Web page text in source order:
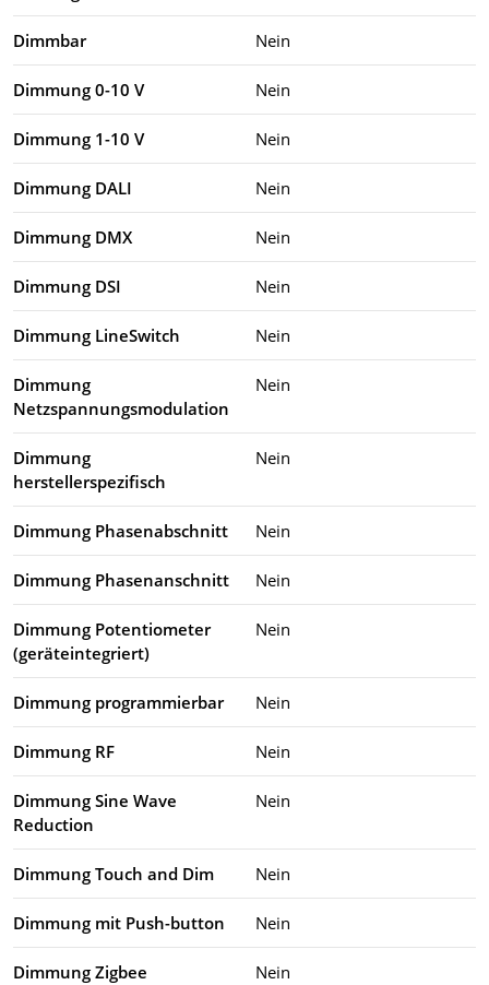
Dimmbar Nein
Dimmung 0-10 V Nein
Dimmung 1-10 V Nein
Dimmung DALI Nein
Dimmung DMX Nein
Dimmung DSI Nein
Dimmung LineSwitch Nein
Dimmung
Netzspannungsmodulation
Nein
Dimmung
herstellerspezifisch
Nein
Dimmung Phasenabschnitt Nein
Dimmung Phasenanschnitt Nein
Dimmung Potentiometer
(geräteintegriert)
Nein
Dimmung programmierbar Nein
Dimmung RF Nein
Dimmung Sine Wave
Reduction
Nein
Dimmung Touch and Dim Nein
Dimmung mit Push-button Nein
Dimmung Zigbee Nein